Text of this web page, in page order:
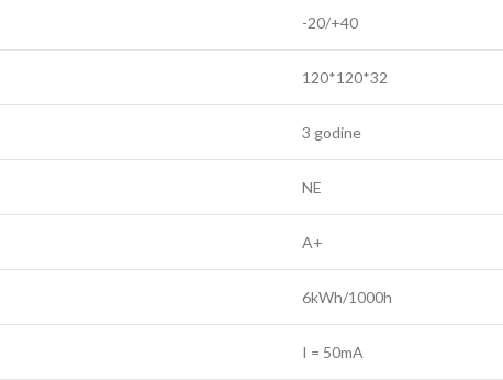
-20/+40
120*120*32
3 godine
NE
A+
6kWh/1000h
I = 50mA